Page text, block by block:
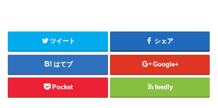
ツイート シェア
はてブ Google+
Pocket feedly